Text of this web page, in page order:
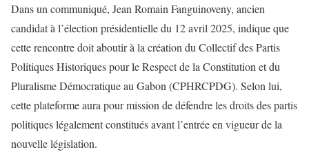
Dans un communiqué, Jean Romain Fanguinoveny, ancien
candidat à l’élection présidentielle du 12 avril 2025, indique que
cette rencontre doit aboutir à la création du Collectif des Partis
Politiques Historiques pour le Respect de la Constitution et du
Pluralisme Démocratique au Gabon (CPHRCPDG). Selon lui,
cette plateforme aura pour mission de défendre les droits des partis
politiques légalement constitués avant l’entrée en vigueur de la
nouvelle législation.